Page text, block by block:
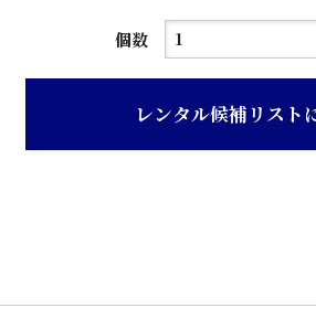
個数
茶
波
レンタル候補リスト